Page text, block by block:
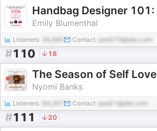
Emily Blumenthal
Listeners: Contact: pod379@abc.com
#110 18
The Season of Self Love
Nyomi Banks
Listeners: 84,307 Contact: pod21@abc.com
#111 20